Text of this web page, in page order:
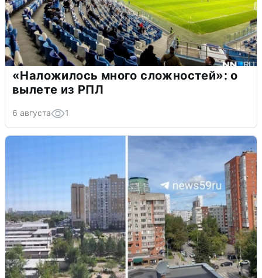
«Наложилось много сложностей»: о
вылете из РПЛ
6 августа 1